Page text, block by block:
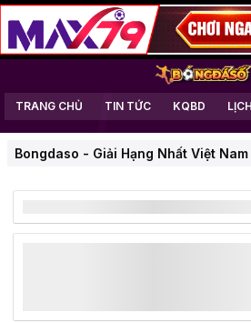
TRANG CHỦ TIN TỨC KQBD
Bongdaso - Giải Hạng Nhất Việt Nam